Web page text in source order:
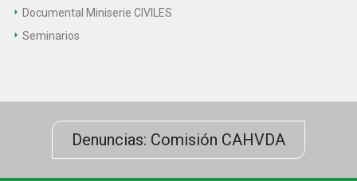
Documental Miniserie CIVILES
Seminarios
Denuncias: Comisión CAHVDA